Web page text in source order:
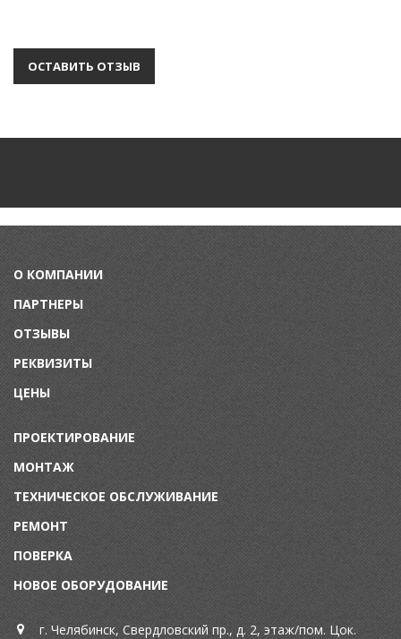
ОСТАВИТЬ ОТЗЫВ
О КОМПАНИИ
ПАРТНЕРЫ
ОТЗЫВЫ
РЕКВИЗИТЫ
ЦЕНЫ
ПРОЕКТИРОВАНИЕ
МОНТАЖ
ТЕХНИЧЕСКОЕ ОБСЛУЖИВАНИЕ
РЕМОНТ
ПОВЕРКА
НОВОЕ ОБОРУДОВАНИЕ
г. Челябинск, Свердловский пр., д. 2, этаж/пом. Цок.